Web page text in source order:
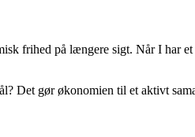
frihed på længere sigt. Når I har
Det gør økonomien til et aktivt